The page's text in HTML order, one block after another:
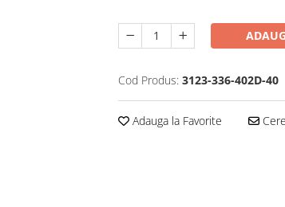
Cod Produs: 3123-336-402D-40
Adauga la Favorite